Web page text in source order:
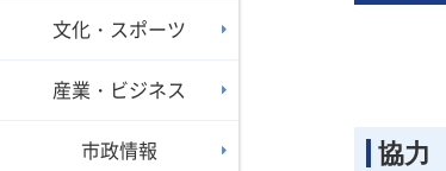
文化・スポーツ
産業・ビジネス
市政情報 協力